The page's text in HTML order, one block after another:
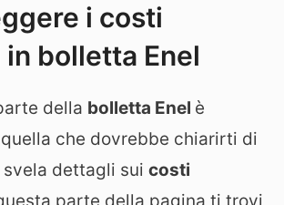
i costi
bolletta Enel
della bolletta Enel è
che dovrebbe chiarirti di
dettagli sui costi